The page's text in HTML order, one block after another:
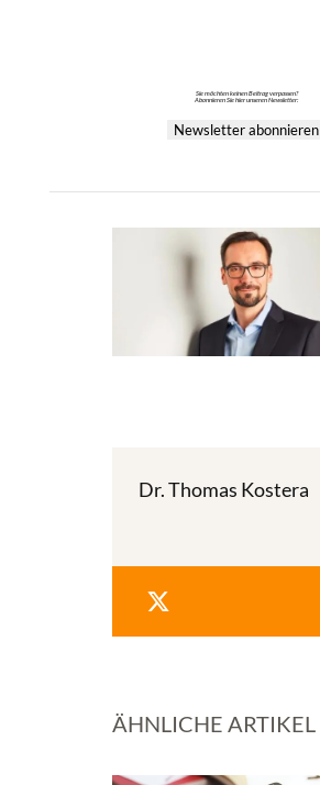
Sie möchten keinen Beitrag verpassen?
Abonnieren Sie hier unseren Newsletter:
Newsletter abonnieren
Dr. Thomas Kostera
ÄHNLICHE ARTIKEL